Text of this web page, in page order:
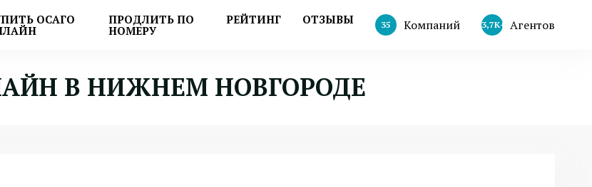
ОСАГО
ПРОДЛИТЬ ПО
НОМЕРУ
РЕЙТИНГ ОТЗЫВЫ 35 Компаний 3,7К+ Агентов
В НИЖНЕМ НОВГОРОДЕ